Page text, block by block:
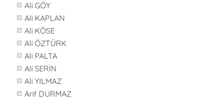
Ali GÖY
Ali KAPLAN
Ali KÖSE
Ali ÖZTÜRK
Ali PALTA
Ali SERİN
Ali YILMAZ
Arif DURMAZ